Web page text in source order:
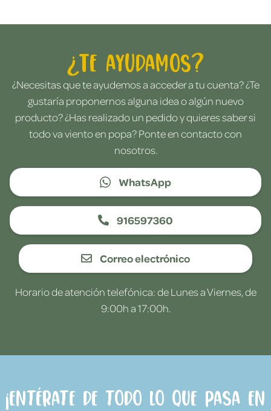
¿Te ayudamos?
¿Necesitas que te ayudemos a acceder a tu cuenta? ¿Te
gustaría proponernos alguna idea o algún nuevo
producto? ¿Has realizado un pedido y quieres saber si
todo va viento en popa? Ponte en contacto con
nosotros.
WhatsApp
916597360
Correo electrónico
Horario de atención telefónica: de Lunes a Viernes, de
9:00h a 17:00h.
¡Entérate de todo lo que pasa en